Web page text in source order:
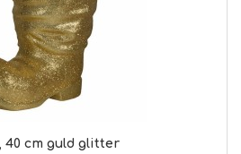
40 cm guld glitter